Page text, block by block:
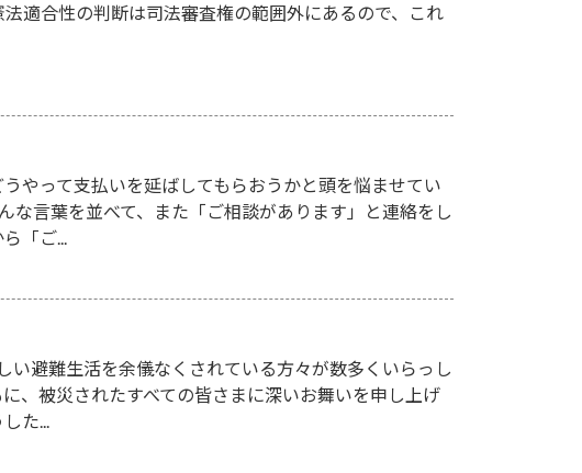
適合性の判断は司法審査権の範囲外にあるので、これ
やって支払いを延ばしてもらおうかと頭を悩ませてい
言葉を並べて、また「ご相談があります」と連絡をし
「ご...
避難生活を余儀なくされている方々が数多くいらっし
、被災されたすべての皆さまに深いお舞いを申し上げ
た...